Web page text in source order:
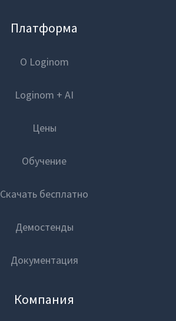
Платформа
О Loginom
Loginom + AI
Цены
Обучение
Скачать бесплатно
Демостенды
Документация
Компания